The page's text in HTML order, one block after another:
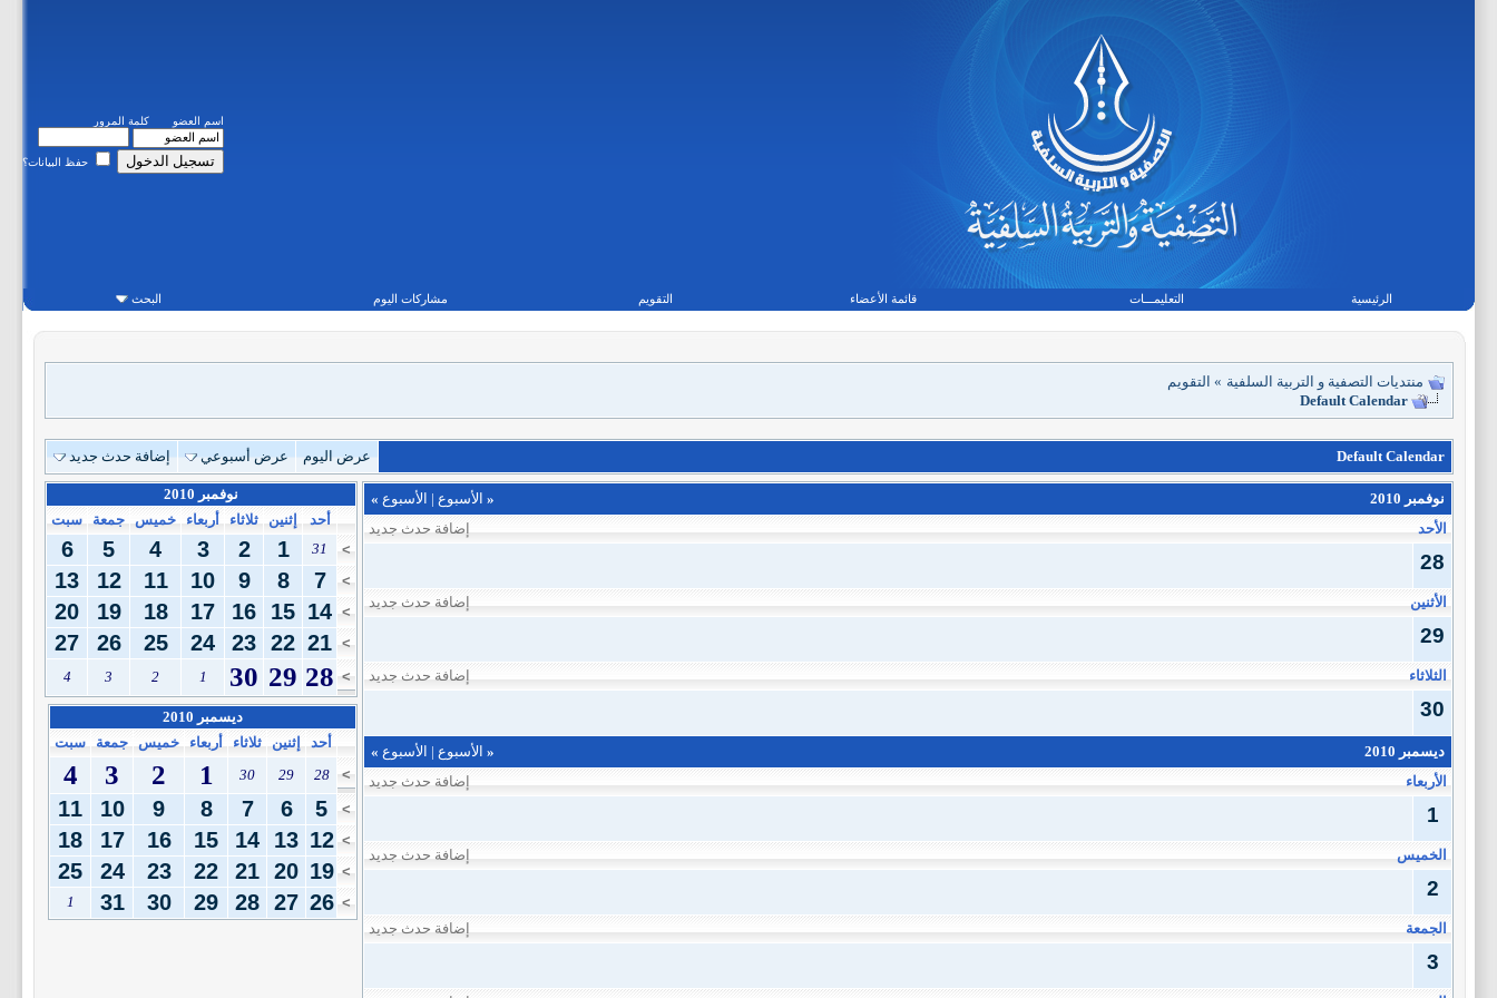
اسم العضو كلمة المرور
حفظ البيانات؟
الرئيسية التعليمـــات قائمة الأعضاء التقويم مشاركات اليوم البحث
منتديات التصفية و التربية السلفية » التقويم
Default Calendar
Default Calendar عرض اليوم عرض أسبوعي إضافة حدث جديد
« الأسبوع | الأسبوع »
نوفمبر 2010
إضافة حدث جديد
الأحد
28
إضافة حدث جديد الأثنين
29
إضافة حدث جديد الثلاثاء
30
« الأسبوع | الأسبوع »
ديسمبر 2010
إضافة حدث جديد
الأربعاء
1
إضافة حدث جديد الخميس
2
إضافة حدث جديد الجمعة
3
نوفمبر 2010
أحد
إثنين ثلاثاء أربعاء خميس جمعة
سبت
>
31
1
2
3
4
5
6
>
7
8
9
10
11
12
13
>
14
15
16
17
18
19
20
>
21
22
23
24
25
26
27
>
28
29
30
1
2
3
4
ديسمبر 2010
أحد
إثنين ثلاثاء أربعاء خميس جمعة
سبت
>
28
29
30
1
2
3
4
>
5
6
7
8
9
10
11
>
12
13
14
15
16
17
18
>
19
20
21
22
23
24
25
>
26
27
28
29
30
31
1